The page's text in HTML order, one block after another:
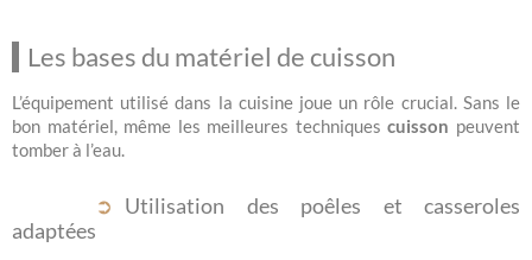
Les bases du matériel de cuisson
L’équipement utilisé dans la cuisine joue un rôle crucial. Sans le
bon matériel, même les meilleures techniquescuisson peuvent
tomber à l’eau.
Utilisation des poêles et casseroles
adaptées